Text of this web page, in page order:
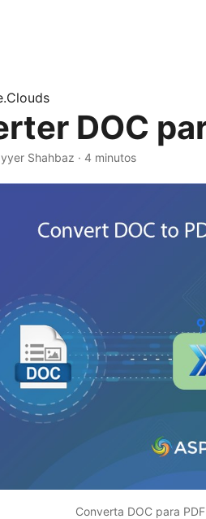
DOC
Shahbaz · 4 minutos
Converta DOC para